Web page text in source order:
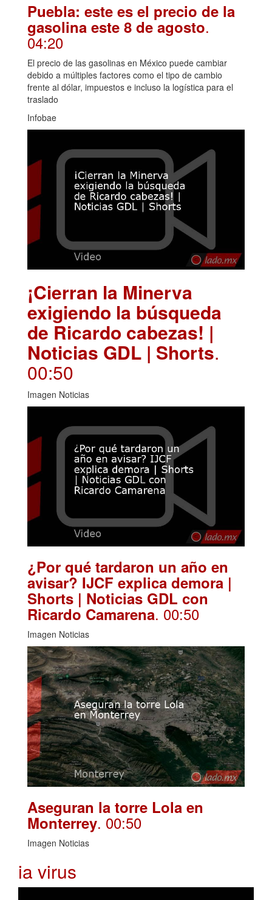
Puebla: este es el precio de la
gasolina este 8 de agosto.
04:20
El precio de las gasolinas en México puede cambiar
debido a múltiples factores como el tipo de cambio
frente al dólar, impuestos e incluso la logística para el
traslado
Infobae
¡Cierran la Minerva
exigiendo la búsqueda
de Ricardo cabezas! |
Noticias GDL | Shorts.
00:50
Imagen Noticias
¿Por qué tardaron un año en
avisar? IJCF explica demora |
Shorts | Noticias GDL con
Ricardo Camarena. 00:50
Imagen Noticias
Aseguran la torre Lola en
Monterrey. 00:50
Imagen Noticias
ia virus